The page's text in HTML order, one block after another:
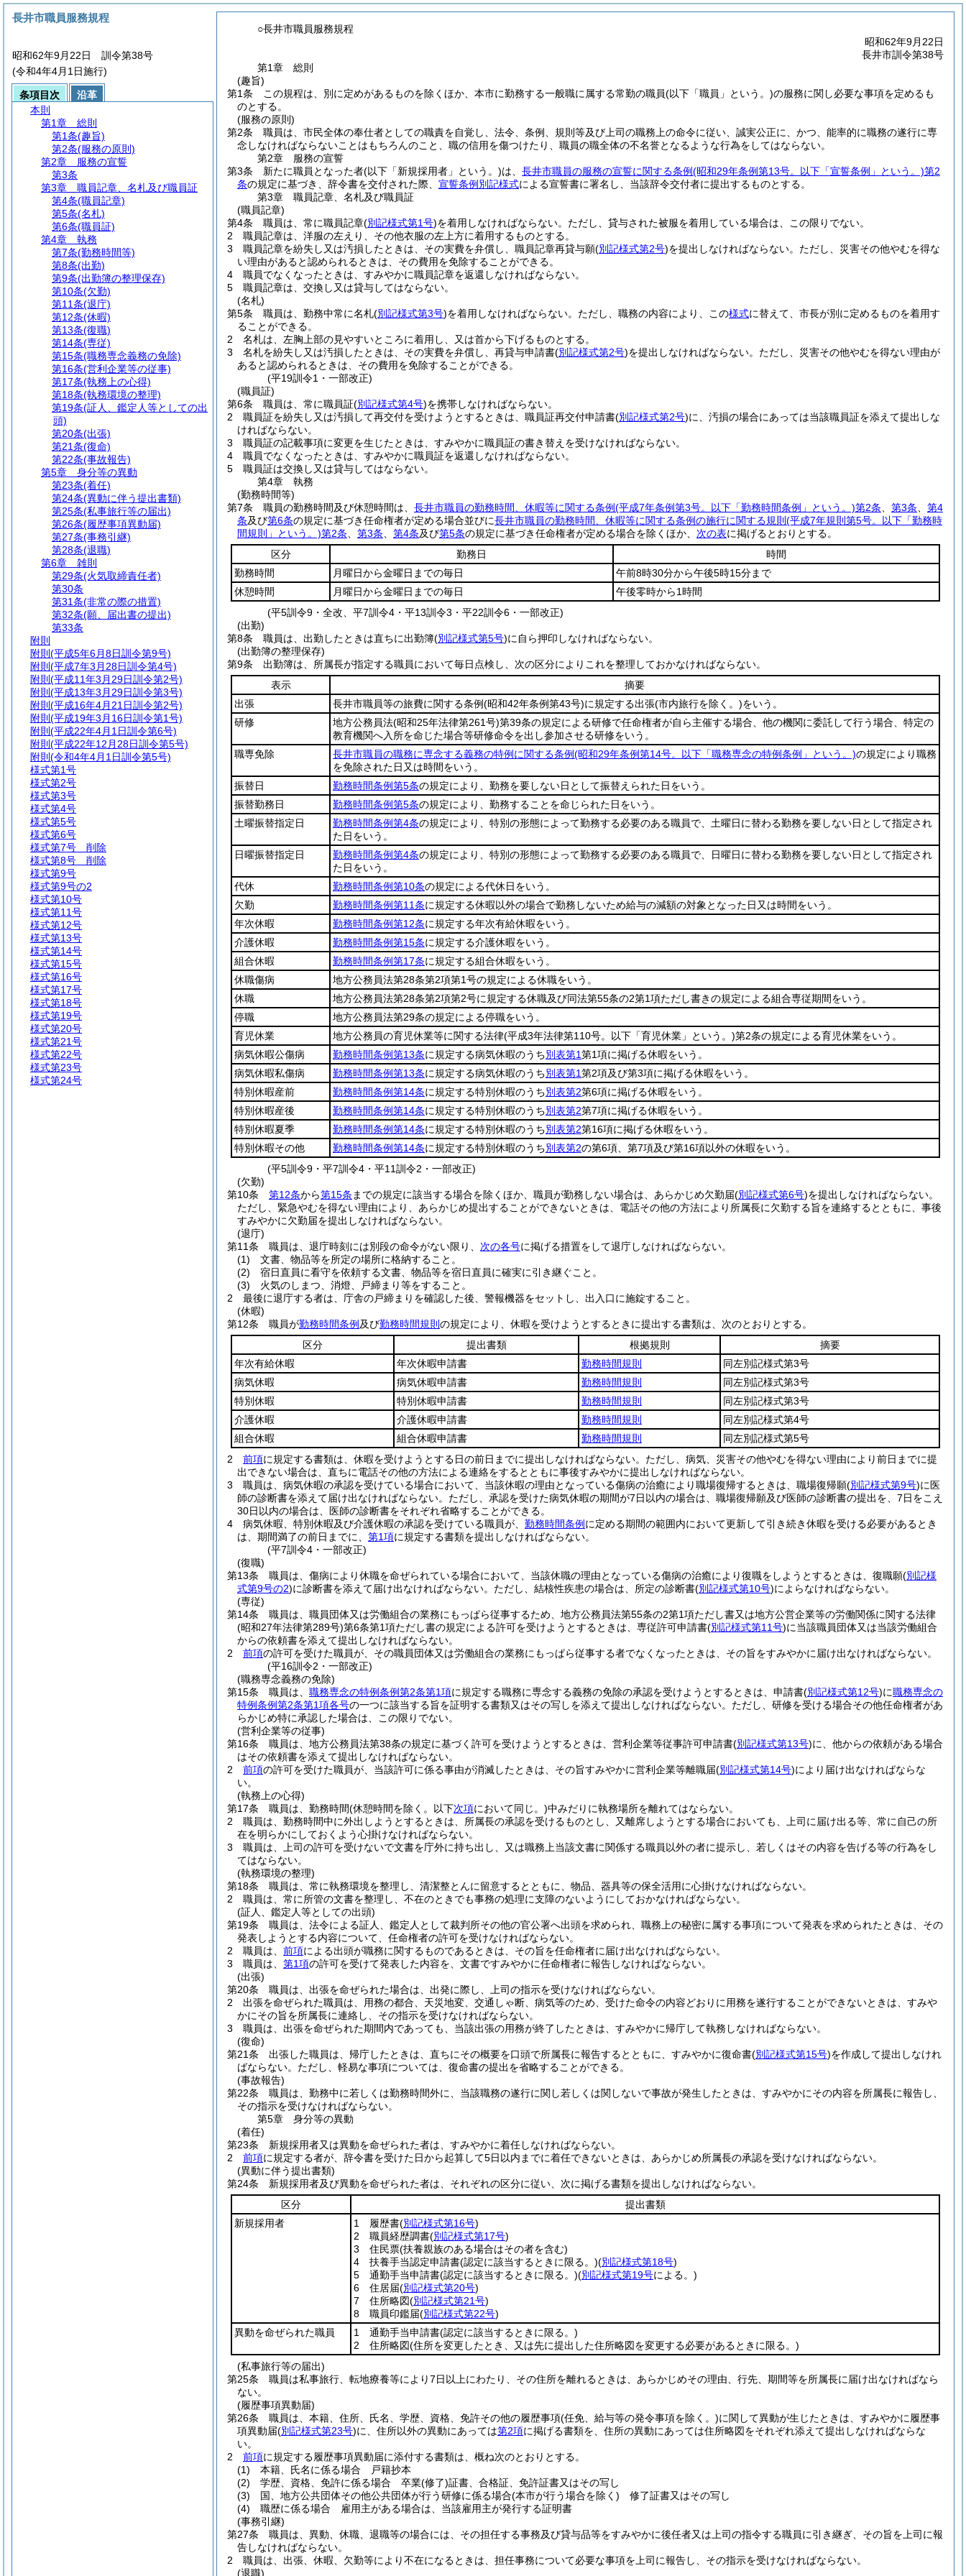
○長井市職員服務規程
昭和62年9月22日
長井市訓令第38号
第1章
総則
(趣旨)
第1条
この規程は、別に定めがあるものを除くほか、本市に勤務する一般職に属する常勤の職員(以下「職員」という。)の服務に関し必要な事項を定めるも
のとする。
(服務の原則)
第2条
職員は、市民全体の奉仕者としての職責を自覚し、法令、条例、規則等及び上司の職務上の命令に従い、誠実公正に、かつ、能率的に職務の遂行に専
念しなければならないことはもちろんのこと、職の信用を傷つけたり、職員の職全体の不名誉となるような行為をしてはならない。
第2章
服務の宣誓
第3条
新たに職員となった者(以下「新規採用者」という。)は、 長井市職員の服務の宣誓に関する条例(昭和29年条例第13号。以下「宣誓条例」という。)第2
条の規定に基づき、辞令書を交付された際、 宣誓条例別記様式による宣誓書に署名し、当該辞令交付者に提出するものとする。
第3章
職員記章、名札及び職員証
(職員記章)
第4条
職員は、常に職員記章(別記様式第1号)を着用しなければならない。 ただし、貸与された被服を着用している場合は、この限りでない。
2
職員記章は、洋服の左えり、その他衣服の左上方に着用するものとする。
3
職員記章を紛失し又は汚損したときは、その実費を弁償し、職員記章再貸与願(別記様式第2号)を提出しなければならない。 ただし、災害その他やむを得な
い理由があると認められるときは、その費用を免除することができる。
4
職員でなくなったときは、すみやかに職員記章を返還しなければならない。
5
職員記章は、交換し又は貸与してはならない。
(名札)
第5条
職員は、勤務中常に名札(別記様式第3号)を着用しなければならない。 ただし、職務の内容により、この様式に替えて、市長が別に定めるものを着用す
ることができる。
2
名札は、左胸上部の見やすいところに着用し、又は首から下げるものとする。
3
名札を紛失し又は汚損したときは、その実費を弁償し、再貸与申請書(別記様式第2号)を提出しなければならない。 ただし、災害その他やむを得ない理由が
あると認められるときは、その費用を免除することができる。
(平19訓令1・一部改正)
(職員証)
第6条
職員は、常に職員証(別記様式第4号)を携帯しなければならない。
2
職員証を紛失し又は汚損して再交付を受けようとするときは、職員証再交付申請書(別記様式第2号)に、汚損の場合にあっては当該職員証を添えて提出しな
ければならない。
3
職員証の記載事項に変更を生じたときは、すみやかに職員証の書き替えを受けなければならない。
4
職員でなくなったときは、すみやかに職員証を返還しなければならない。
5
職員証は交換し又は貸与してはならない。
第4章
執務
(勤務時間等)
第7条
職員の勤務時間及び休憩時間は、 長井市職員の勤務時間、休暇等に関する条例(平成7年条例第3号。以下「勤務時間条例」という。)第2条 第3条
第4
条及び第6条の規定に基づき任命権者が定める場合並びに長井市職員の勤務時間、休暇等に関する条例の施行に関する規則 (平成7年規則第5号。以下「勤務時
間規則」という。)第2条 第3条 第4条及び第5条の規定に基づき任命権者が定める場合を除くほか、 次の表に掲げるとおりとする。
区分
勤務日
時間
勤務時間
月曜日から金曜日までの毎日
午前8時30分から午後5時15分まで
休憩時間
月曜日から金曜日までの毎日
午後零時から1時間
(平5訓令9・全改、平7訓令4・平13訓令3・平22訓令6・一部改正)
(出勤)
第8条
職員は、出勤したときは直ちに出勤簿(別記様式第5号)に自ら押印しなければならない。
(出勤簿の整理保存)
第9条
出勤簿は、所属長が指定する職員において毎日点検し、次の区分によりこれを整理しておかなければならない。
表示
摘要
出張
長井市職員等の旅費に関する条例(昭和42年条例第43号)に規定する出張(市内旅行を除く。)をいう。
研修
地方公務員法(昭和25年法律第261号)第39条の規定による研修で任命権者が自ら主催する場合、他の機関に委託して行う場合、特定の
教育機関へ入所を命じた場合等研修命令を出し参加させる研修をいう。
職専免除
長井市職員の職務に専念する義務の特例に関する条例(昭和29年条例第14号。以下「職務専念の特例条例」という。)の規定により職務
を免除された日又は時間をいう。
振替日
勤務時間条例第5条の規定により、勤務を要しない日として振替えられた日をいう。
振替勤務日
勤務時間条例第5条の規定により、勤務することを命じられた日をいう。
土曜振替指定日
勤務時間条例第4条の規定により、特別の形態によって勤務する必要のある職員で、土曜日に替わる勤務を要しない日として指定され
た日をいう。
日曜振替指定日
勤務時間条例第4条の規定により、特別の形態によって勤務する必要のある職員で、日曜日に替わる勤務を要しない日として指定され
た日をいう。
代休
勤務時間条例第10条の規定による代休日をいう。
欠勤
勤務時間条例第11条に規定する休暇以外の場合で勤務しないため給与の減額の対象となった日又は時間をいう。
年次休暇
勤務時間条例第12条に規定する年次有給休暇をいう。
介護休暇
勤務時間条例第15条に規定する介護休暇をいう。
組合休暇
勤務時間条例第17条に規定する組合休暇をいう。
休職傷病
地方公務員法第28条第2項第1号の規定による休職をいう。
休職
地方公務員法第28条第2項第2号に規定する休職及び同法第55条の2第1項ただし書きの規定による組合専従期間をいう。
停職
地方公務員法第29条の規定による停職をいう。
育児休業
地方公務員の育児休業等に関する法律(平成3年法律第110号。以下「育児休業」という。)第2条の規定による育児休業をいう。
病気休暇公傷病
勤務時間条例第13条に規定する病気休暇のうち別表第1第1項に掲げる休暇をいう。
病気休暇私傷病
勤務時間条例第13条に規定する病気休暇のうち別表第1第2項及び第3項に掲げる休暇をいう。
特別休暇産前
勤務時間条例第14条に規定する特別休暇のうち別表第2第6項に掲げる休暇をいう。
特別休暇産後
勤務時間条例第14条に規定する特別休暇のうち別表第2第7項に掲げる休暇をいう。
特別休暇夏季
勤務時間条例第14条に規定する特別休暇のうち別表第2第16項に掲げる休暇をいう。
特別休暇その他
勤務時間条例第14条に規定する特別休暇のうち別表第2の第6項、第7項及び第16項以外の休暇をいう。
(平5訓令9・平7訓令4・平11訓令2・一部改正)
(欠勤)
第10条
第12条から第15条 までの規定に該当する場合を除くほか、職員が勤務しない場合は、あらかじめ欠勤届(別記様式第6号)を提出しなければならない。
ただし、緊急やむを得ない理由により、あらかじめ提出することができないときは、電話その他の方法により所属長に欠勤する旨を連絡するとともに、事後
すみやかに欠勤届を提出しなければならない。
(退庁)
第11条
職員は、退庁時刻には別段の命令がない限り、 次の各号に掲げる措置をして退庁しなければならない。
(1)
文書、物品等を所定の場所に格納すること。
(2)
宿日直員に看守を依頼する文書、物品等を宿日直員に確実に引き継ぐこと。
(3)
火気のしまつ、消燈、戸締まり等をすること。
2
最後に退庁する者は、庁舎の戸締まりを確認した後、警報機器をセットし、出入口に施錠すること。
(休暇)
第12条
職員が勤務時間条例 及び勤務時間規則 の規定により、休暇を受けようとするときに提出する書類は、次のとおりとする。
区分
提出書類 根拠規則
摘要
年次有給休暇
年次休暇申請書 勤務時間規則
同左別記様式第3号
病気休暇
病気休暇申請書 勤務時間規則
同左別記様式第3号
特別休暇
特別休暇申請書 勤務時間規則
同左別記様式第3号
介護休暇
介護休暇申請書 勤務時間規則
同左別記様式第4号
組合休暇
組合休暇申請書 勤務時間規則
同左別記様式第5号
2
前項に規定する書類は、休暇を受けようとする日の前日までに提出しなければならない。 ただし、病気、災害その他やむを得ない理由により前日までに提
出できない場合は、直ちに電話その他の方法による連絡をするとともに事後すみやかに提出しなければならない。
3
職員は、病気休暇の承認を受けている場合において、当該休暇の理由となっている傷病の治癒により職場復帰するときは、職場復帰願(別記様式第9号)に医
師の診断書を添えて届け出なければならない。 ただし、承認を受けた病気休暇の期間が7日以内の場合は、職場復帰願及び医師の診断書の提出を、7日をこえ
30日以内の場合は、医師の診断書をそれぞれ省略することができる。
4
病気休暇、特別休暇及び介護休暇の承認を受けている職員が、 勤務時間条例 に定める期間の範囲内において更新して引き続き休暇を受ける必要があるとき
は、期間満了の前日までに、 第1項に規定する書類を提出しなければならない。
(平7訓令4・一部改正)
(復職)
第13条
職員は、傷病により休職を命ぜられている場合において、当該休職の理由となっている傷病の治癒により復職をしようとするときは、復職願(別記様
式第9号の2)に診断書を添えて届け出なければならない。 ただし、結核性疾患の場合は、所定の診断書(別記様式第10号)によらなければならない。
(専従)
第14条
職員は、職員団体又は労働組合の業務にもっぱら従事するため、地方公務員法第55条の2第1項ただし書又は地方公営企業等の労働関係に関する法律
(昭和27年法律第289号)第6条第1項ただし書の規定による許可を受けようとするときは、専従許可申請書(別記様式第11号)に当該職員団体又は当該労働組合
からの依頼書を添えて提出しなければならない。
2
前項の許可を受けた職員が、その職員団体又は労働組合の業務にもっぱら従事する者でなくなったときは、その旨をすみやかに届け出なければならない。
(平16訓令2・一部改正)
(職務専念義務の免除)
第15条
職員は、 職務専念の特例条例第2条第1項に規定する職務に専念する義務の免除の承認を受けようとするときは、申請書(別記様式第12号)に職務専念の
特例条例第2条第1項各号の一つに該当する旨を証明する書類又はその写しを添えて提出しなければならない。 ただし、研修を受ける場合その他任命権者があ
らかじめ特に承認した場合は、この限りでない。
(営利企業等の従事)
第16条
職員は、地方公務員法第38条の規定に基づく許可を受けようとするときは、営利企業等従事許可申請書(別記様式第13号)に、他からの依頼がある場合
はその依頼書を添えて提出しなければならない。
2
前項の許可を受けた職員が、当該許可に係る事由が消滅したときは、その旨すみやかに営利企業等離職届(別記様式第14号)により届け出なければならな
い。
(執務上の心得)
第17条
職員は、勤務時間(休憩時間を除く。以下次項において同じ。)中みだりに執務場所を離れてはならない。
2
職員は、勤務時間中に外出しようとするときは、所属長の承認を受けるものとし、又離席しようとする場合においても、上司に届け出る等、常に自己の所
在を明らかにしておくよう心掛けなければならない。
3
職員は、上司の許可を受けないで文書を庁外に持ち出し、又は職務上当該文書に関係する職員以外の者に提示し、若しくはその内容を告げる等の行為をし
てはならない。
(執務環境の整理)
第18条
職員は、常に執務環境を整理し、清潔整とんに留意するとともに、物品、器具等の保全活用に心掛けなければならない。
2
職員は、常に所管の文書を整理し、不在のときでも事務の処理に支障のないようにしておかなければならない。
(証人、鑑定人等としての出頭)
第19条
職員は、法令による証人、鑑定人として裁判所その他の官公署へ出頭を求められ、職務上の秘密に属する事項について発表を求められたときは、その
発表しようとする内容について、任命権者の許可を受けなければならない。
2
職員は、 前項による出頭が職務に関するものであるときは、その旨を任命権者に届け出なければならない。
3
職員は、 第1項の許可を受けて発表した内容を、文書ですみやかに任命権者に報告しなければならない。
(出張)
第20条
職員は、出張を命ぜられた場合は、出発に際し、上司の指示を受けなければならない。
2
出張を命ぜられた職員は、用務の都合、天災地変、交通しゃ断、病気等のため、受けた命令の内容どおりに用務を遂行することができないときは、すみや
かにその旨を所属長に連絡し、その指示を受けなければならない。
3
職員は、出張を命ぜられた期間内であっても、当該出張の用務が終了したときは、すみやかに帰庁して執務しなければならない。
(復命)
第21条
出張した職員は、帰庁したときは、直ちにその概要を口頭で所属長に報告するとともに、すみやかに復命書(別記様式第15号)を作成して提出しなけれ
ばならない。 ただし、軽易な事項については、復命書の提出を省略することができる。
(事故報告)
第22条
職員は、勤務中に若しくは勤務時間外に、当該職務の遂行に関し若しくは関しないで事故が発生したときは、すみやかにその内容を所属長に報告し、
その指示を受けなければならない。
第5章
身分等の異動
(着任)
第23条
新規採用者又は異動を命ぜられた者は、すみやかに着任しなければならない。
2
前項に規定する者が、辞令書を受けた日から起算して5日以内までに着任できないときは、あらかじめ所属長の承認を受けなければならない。
(異動に伴う提出書類)
第24条
新規採用者及び異動を命ぜられた者は、それぞれの区分に従い、次に掲げる書類を提出しなければならない。
区分
提出書類
新規採用者
1 履歴書(別記様式第16号)
2 職員経歴調書(別記様式第17号)
3 住民票(扶養親族のある場合はその者を含む)
4 扶養手当認定申請書(認定に該当するときに限る。)(別記様式第18号)
5 通勤手当申請書(認定に該当するときに限る。)(別記様式第19号による。)
6 住居届(別記様式第20号)
7 住所略図(別記様式第21号)
8 職員印鑑届(別記様式第22号)
異動を命ぜられた職員
1 通勤手当申請書(認定に該当するときに限る。)
2 住所略図(住所を変更したとき、又は先に提出した住所略図を変更する必要があるときに限る。)
(私事旅行等の届出)
第25条
職員は私事旅行、転地療養等により7日以上にわたり、その住所を離れるときは、あらかじめその理由、行先、期間等を所属長に届け出なければなら
ない。
(履歴事項異動届)
第26条
職員は、本籍、住所、氏名、学歴、資格、免許その他の履歴事項(任免、給与等の発令事項を除く。)に関して異動が生じたときは、すみやかに履歴事
項異動届(別記様式第23号)に、住所以外の異動にあっては第2項に掲げる書類を、住所の異動にあっては住所略図をそれぞれ添えて提出しなければならな
い。
2
前項に規定する履歴事項異動届に添付する書類は、概ね次のとおりとする。
(1)
本籍、氏名に係る場合 戸籍抄本
(2)
学歴、資格、免許に係る場合 卒業(修了)証書、合格証、免許証書又はその写し
(3)
国、地方公共団体その他公共団体が行う研修に係る場合(本市が行う場合を除く) 修了証書又はその写し
(4)
職歴に係る場合 雇用主がある場合は、当該雇用主が発行する証明書
(事務引継)
第27条
職員は、異動、休職、退職等の場合には、その担任する事務及び貸与品等をすみやかに後任者又は上司の指令する職員に引き継ぎ、その旨を上司に報
告しなければならない。
2
職員は、出張、休暇、欠勤等により不在になるときは、担任事務について必要な事項を上司に報告し、その指示を受けなければならない。
(退職)
長井市職員服務規程
昭和62年9月22日 訓令第38号
(令和4年4月1日施行)
条項目次
沿革
本則
第1章
総則
第1条(趣旨)
第2条(服務の原則)
第2章
服務の宣誓
第3条
第3章
職員記章、名札及び職員証
第4条(職員記章)
第5条(名札)
第6条(職員証)
第4章
執務
第7条(勤務時間等)
第8条(出勤)
第9条(出勤簿の整理保存)
第10条(欠勤)
第11条(退庁)
第12条(休暇)
第13条(復職)
第14条(専従)
第15条(職務専念義務の免除)
第16条(営利企業等の従事)
第17条(執務上の心得)
第18条(執務環境の整理)
第19条(証人、鑑定人等としての出
頭)
第20条(出張)
第21条(復命)
第22条(事故報告)
第5章
身分等の異動
第23条(着任)
第24条(異動に伴う提出書類)
第25条(私事旅行等の届出)
第26条(履歴事項異動届)
第27条(事務引継)
第28条(退職)
第6章
雑則
第29条(火気取締責任者)
第30条
第31条(非常の際の措置)
第32条(願、届出書の提出)
第33条
附則
附則 (平成5年6月8日訓令第9号)
附則 (平成7年3月28日訓令第4号)
附則 (平成11年3月29日訓令第2号)
附則 (平成13年3月29日訓令第3号)
附則 (平成16年4月21日訓令第2号)
附則 (平成19年3月16日訓令第1号)
附則 (平成22年4月1日訓令第6号)
附則 (平成22年12月28日訓令第5号)
附則 (令和4年4月1日訓令第5号)
様式第1号
様式第2号
様式第3号
様式第4号
様式第5号
様式第6号
様式第7号 削除
様式第8号 削除
様式第9号
様式第9号の2
様式第10号
様式第11号
様式第12号
様式第13号
様式第14号
様式第15号
様式第16号
様式第17号
様式第18号
様式第19号
様式第20号
様式第21号
様式第22号
様式第23号
様式第24号